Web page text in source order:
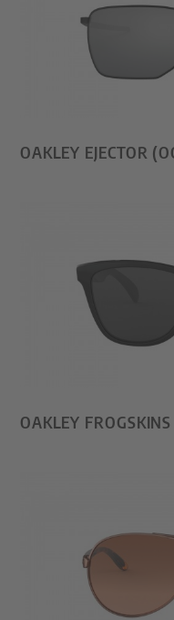
OAKLEY EJECTOR
OAKLEY